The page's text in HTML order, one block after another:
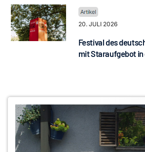
20. JULI 2026
Festival des
mit Staraufgebot